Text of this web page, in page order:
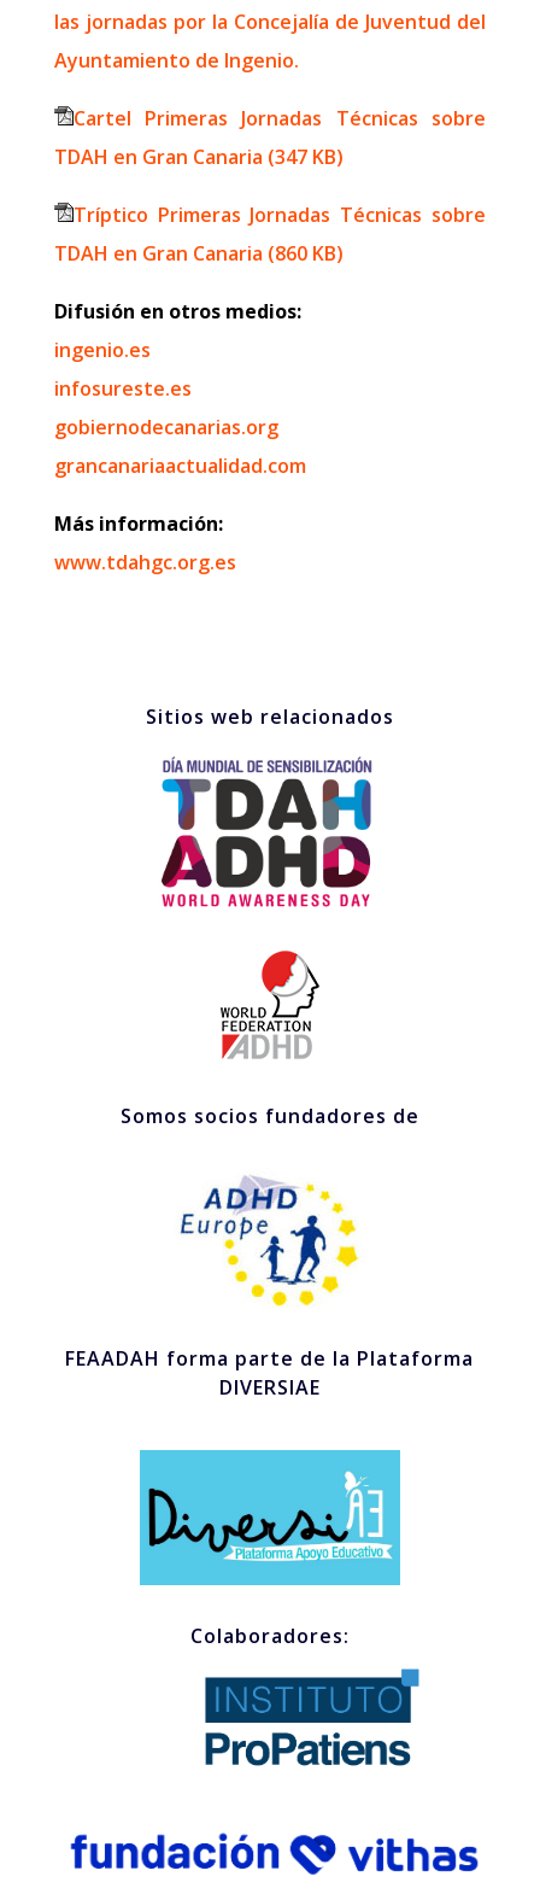
las jornadas por la Concejalía de Juventud del
Ayuntamiento de Ingenio.
Cartel Primeras Jornadas Técnicas sobre
TDAH en Gran Canaria (347 KB)
Tríptico Primeras Jornadas Técnicas sobre
TDAH en Gran Canaria (860 KB)
Difusión en otros medios:
ingenio.es
infosureste.es
gobiernodecanarias.org
grancanariaactualidad.com
Más información:
www.tdahgc.org.es
Sitios web relacionados
Somos socios fundadores de
FEAADAH forma parte de la Plataforma
DIVERSIAE
Colaboradores: